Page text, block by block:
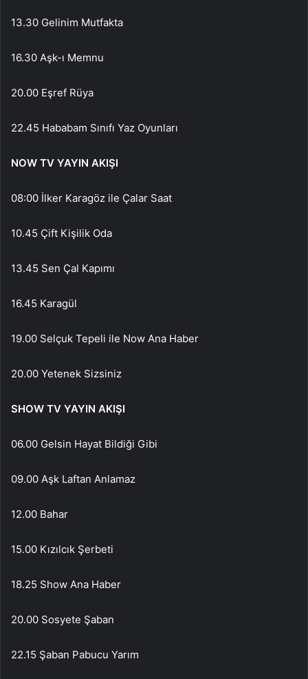
13.30 Gelinim Mutfakta
16.30 Aşk-ı Memnu
20.00 Eşref Rüya
22.45 Hababam Sınıfı Yaz Oyunları
NOW TV YAYIN AKIŞI
08:00 İlker Karagöz ile Çalar Saat
10.45 Çift Kişilik Oda
13.45 Sen Çal Kapımı
16.45 Karagül
19.00 Selçuk Tepeli ile Now Ana Haber
20.00 Yetenek Sizsiniz
SHOW TV YAYIN AKIŞI
06.00 Gelsin Hayat Bildiği Gibi
09.00 Aşk Laftan Anlamaz
12.00 Bahar
15.00 Kızılcık Şerbeti
18.25 Show Ana Haber
20.00 Sosyete Şaban
22.15 Şaban Pabucu Yarım